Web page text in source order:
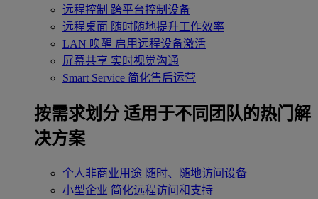
远程控制 跨平台控制设备
远程桌面 随时随地提升工作效率
LAN 唤醒 启用远程设备激活
屏幕共享 实时视觉沟通
Smart Service 简化售后运营
按需求划分 适用于不同团队的热门解
决方案
个人非商业用途 随时、随地访问设备
小型企业 简化远程访问和支持